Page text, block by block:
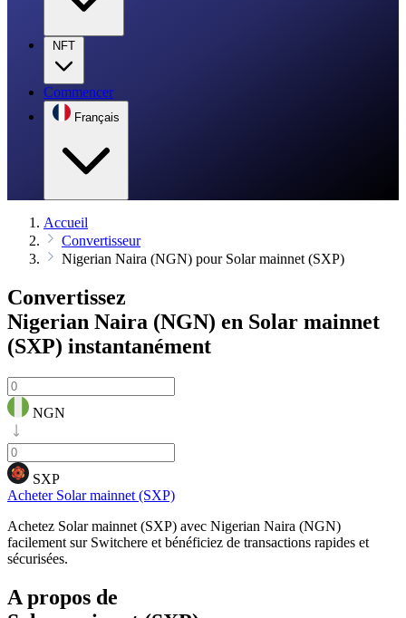
NFT
Commencer
Français
Accueil
Convertisseur
Nigerian Naira (NGN) pour Solar mainnet (SXP)
Convertissez
Nigerian Naira (NGN) en Solar mainnet
(SXP) instantanément
NGN
SXP
Acheter Solar mainnet (SXP)
Achetez Solar mainnet (SXP) avec Nigerian Naira (NGN)
facilement sur Switchere et bénéficiez de transactions rapides et
sécurisées.
A propos de